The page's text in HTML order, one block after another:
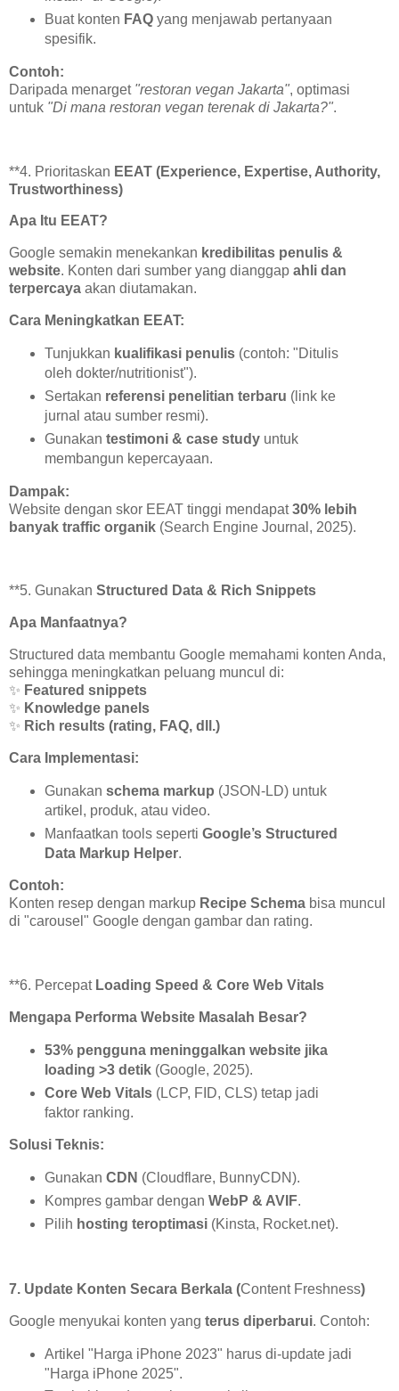
Buat konten FAQyang menjawab pertanyaan
spesifik.
Contoh:
Daripada menarget "restoran vegan Jakarta", optimasi
untuk "Di mana restoran vegan terenak di Jakarta?".
**4. Prioritaskan EEAT (Experience, Expertise, Authority,
Trustworthiness)
Apa Itu EEAT?
Google semakin menekankan kredibilitas penulis &
website. Konten dari sumber yang dianggap ahli dan
terpercaya akan diutamakan.
Cara Meningkatkan EEAT:
Tunjukkan kualifikasi penulis(contoh: "Ditulis
oleh dokter/nutritionist").
Sertakan referensi penelitian terbaru (link ke
jurnal atau sumber resmi).
Gunakan testimoni & case studyuntuk
membangun kepercayaan.
Dampak:
Website dengan skor EEAT tinggi mendapat30% lebih
banyak traffic organik (Search Engine Journal, 2025).
**5. Gunakan Structured Data & Rich Snippets
Apa Manfaatnya?
Structured data membantu Google memahami konten Anda,
sehingga meningkatkan peluang muncul di:
✨ Featured snippets
✨ Knowledge panels
✨ Rich results (rating, FAQ, dll.)
Cara Implementasi:
Gunakan schema markup (JSON-LD) untuk
artikel, produk, atau video.
Manfaatkan tools seperti Google’s Structured
Data Markup Helper.
Contoh:
Konten resep dengan markup Recipe Schema bisa muncul
di "carousel" Google dengan gambar dan rating.
**6. Percepat Loading Speed & Core Web Vitals
Mengapa Performa Website Masalah Besar?
53% pengguna meninggalkan website jika
loading >3 detik(Google, 2025).
Core Web Vitals(LCP, FID, CLS) tetap jadi
faktor ranking.
Solusi Teknis:
Gunakan CDN (Cloudflare, BunnyCDN).
Kompres gambar dengan WebP & AVIF.
Pilih hosting teroptimasi(Kinsta, Rocket.net).
7. Update Konten Secara Berkala (Content Freshness)
Google menyukai konten yang terus diperbarui. Contoh:
Artikel "Harga iPhone 2023" harus di-update jadi
"Harga iPhone 2025".